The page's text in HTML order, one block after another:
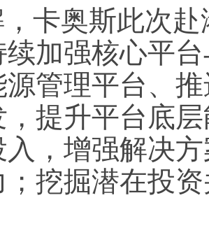
卡奥斯此次
加强核心平
源管理平台、
，提升平台底
，增强解决
挖掘潜在投